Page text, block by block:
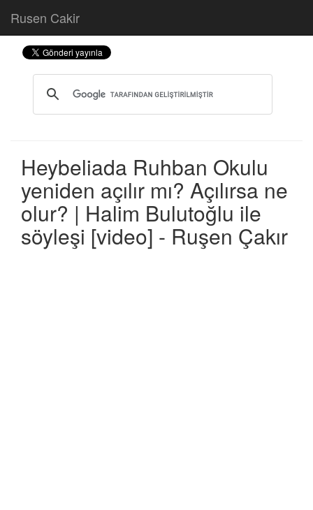
Rusen Cakir
Heybeliada Ruhban Okulu
yeniden açılır mı? Açılırsa ne
olur? | Halim Bulutoğlu ile
söyleşi [video] - Ruşen Çakır